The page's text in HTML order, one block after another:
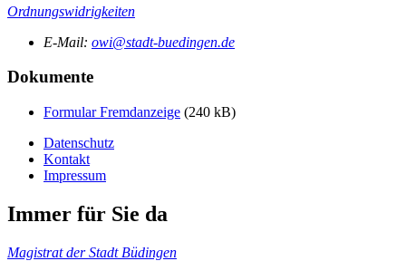
Ordnungswidrigkeiten
E-Mail: owi@stadt-buedingen.de
Dokumente
Formular Fremdanzeige (240 kB)
Datenschutz
Kontakt
Impressum
Immer für Sie da
Magistrat der Stadt Büdingen